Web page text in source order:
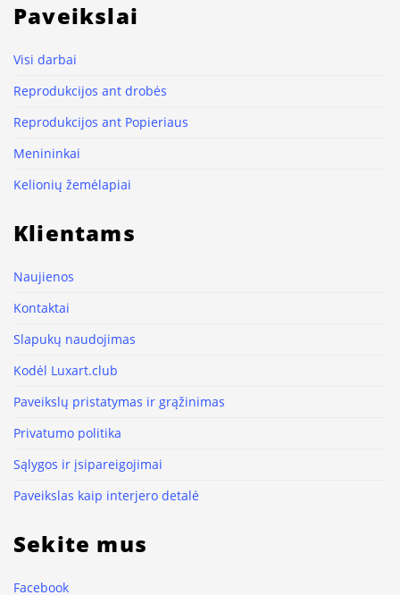
Paveikslai
Visi darbai
Reprodukcijos ant drobės
Reprodukcijos ant Popieriaus
Menininkai
Kelionių žemėlapiai
Klientams
Naujienos
Kontaktai
Slapukų naudojimas
Kodėl Luxart.club
Paveikslų pristatymas ir grąžinimas
Privatumo politika
Sąlygos ir įsipareigojimai
Paveikslas kaip interjero detalė
Sekite mus
Facebook